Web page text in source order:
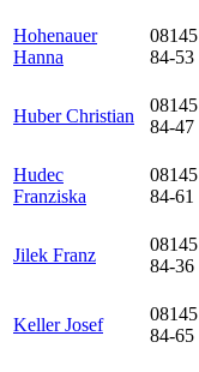
Hohenauer
Hanna
08145
84-53
Huber Christian
08145
84-47
Hudec
Franziska
08145
84-61
Jilek Franz
08145
84-36
Keller Josef
08145
84-65